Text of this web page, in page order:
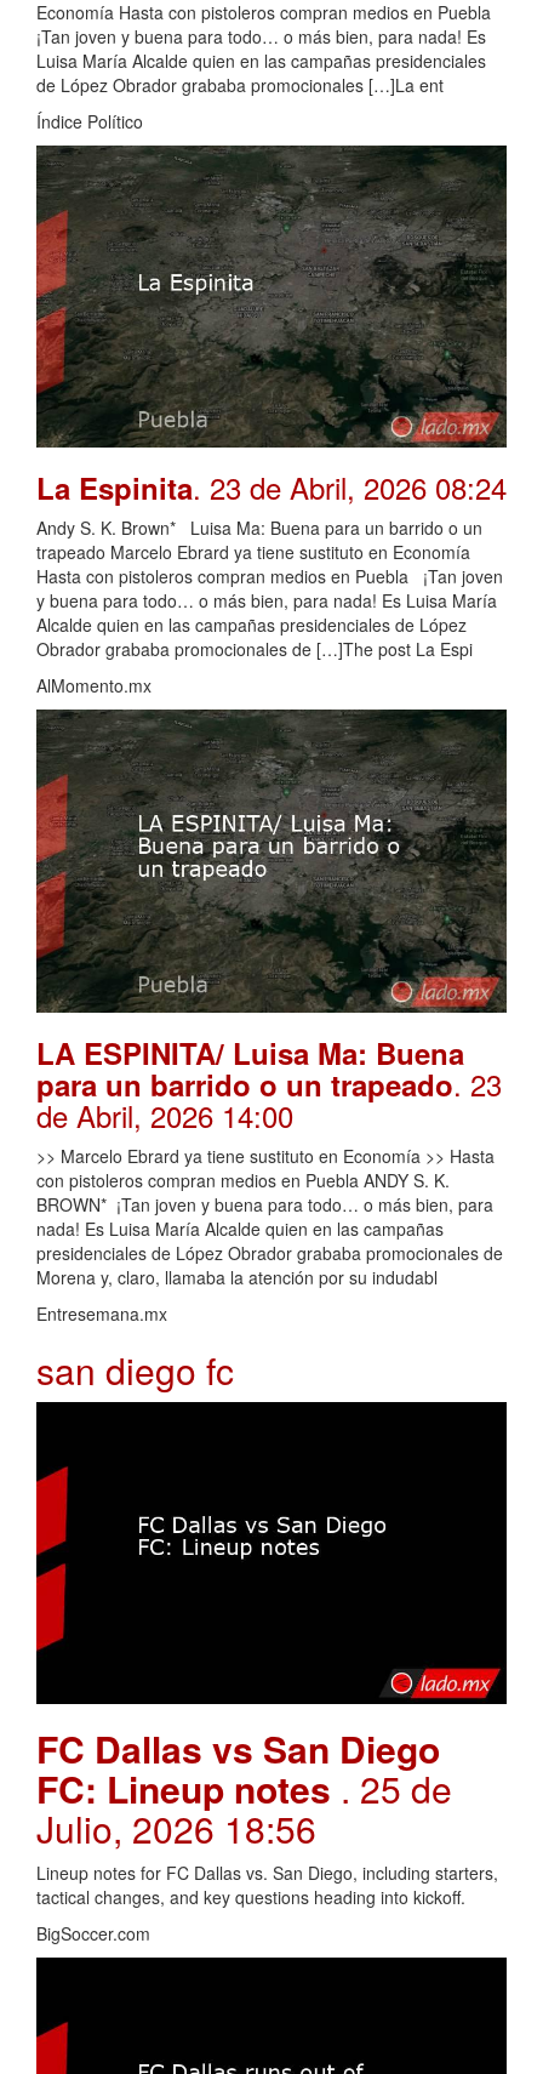
Economía Hasta con pistoleros compran medios en Puebla
¡Tan joven y buena para todo… o más bien, para nada! Es
Luisa María Alcalde quien en las campañas presidenciales
de López Obrador grababa promocionales […]La ent
Índice Político
La Espinita. 23 de Abril, 2026 08:24
Andy S. K. Brown* Luisa Ma: Buena para un barrido o un
trapeado Marcelo Ebrard ya tiene sustituto en Economía
Hasta con pistoleros compran medios en Puebla ¡Tan joven
y buena para todo… o más bien, para nada! Es Luisa María
Alcalde quien en las campañas presidenciales de López
Obrador grababa promocionales de […]The post La Espi
AlMomento.mx
LA ESPINITA/ Luisa Ma: Buena
para un barrido o un trapeado. 23
de Abril, 2026 14:00
>> Marcelo Ebrard ya tiene sustituto en Economía >> Hasta
con pistoleros compran medios en Puebla ANDY S. K.
BROWN* ¡Tan joven y buena para todo… o más bien, para
nada! Es Luisa María Alcalde quien en las campañas
presidenciales de López Obrador grababa promocionales de
Morena y, claro, llamaba la atención por su indudabl
Entresemana.mx
san diego fc
FC Dallas vs San Diego
FC: Lineup notes . 25 de
Julio, 2026 18:56
Lineup notes for FC Dallas vs. San Diego, including starters,
tactical changes, and key questions heading into kickoff.
BigSoccer.com